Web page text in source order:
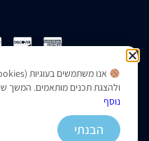
הצהרת
נבנה ועוצב על
ולהצגת תכנים מותאמים. המשך
נוסף
הבנתי